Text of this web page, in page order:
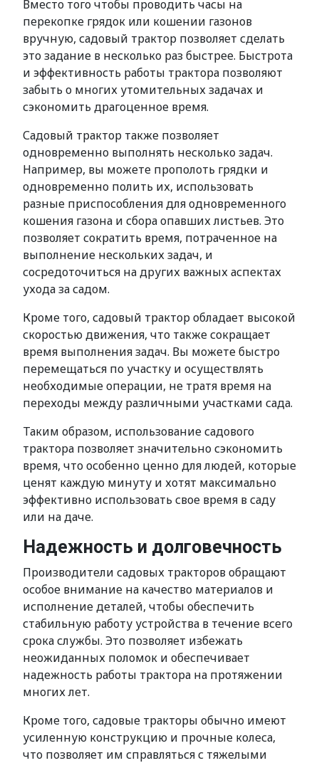
Вместо того чтобы проводить часы на
перекопке грядок или кошении газонов
вручную, садовый трактор позволяет сделать
это задание в несколько раз быстрее. Быстрота
и эффективность работы трактора позволяют
забыть о многих утомительных задачах и
сэкономить драгоценное время.
Садовый трактор также позволяет
одновременно выполнять несколько задач.
Например, вы можете прополоть грядки и
одновременно полить их, использовать
разные приспособления для одновременного
кошения газона и сбора опавших листьев. Это
позволяет сократить время, потраченное на
выполнение нескольких задач, и
сосредоточиться на других важных аспектах
ухода за садом.
Кроме того, садовый трактор обладает высокой
скоростью движения, что также сокращает
время выполнения задач. Вы можете быстро
перемещаться по участку и осуществлять
необходимые операции, не тратя время на
переходы между различными участками сада.
Таким образом, использование садового
трактора позволяет значительно сэкономить
время, что особенно ценно для людей, которые
ценят каждую минуту и хотят максимально
эффективно использовать свое время в саду
или на даче.
Надежность и долговечность
Производители садовых тракторов обращают
особое внимание на качество материалов и
исполнение деталей, чтобы обеспечить
стабильную работу устройства в течение всего
срока службы. Это позволяет избежать
неожиданных поломок и обеспечивает
надежность работы трактора на протяжении
многих лет.
Кроме того, садовые тракторы обычно имеют
усиленную конструкцию и прочные колеса,
что позволяет им справляться с тяжелыми